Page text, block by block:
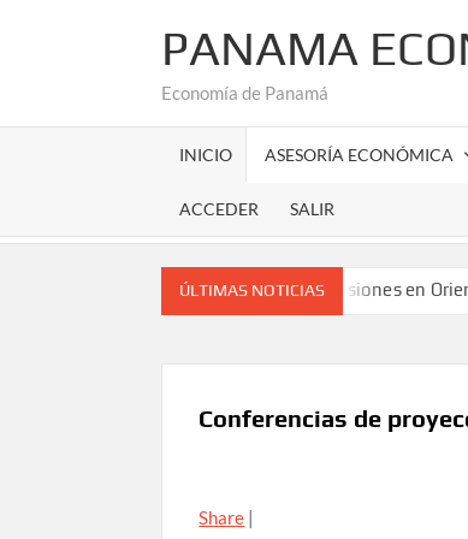
PANAMA
Economía de Panamá
INICIO ASESORÍA ECONÓMICA
ACCEDER SALIR
ÚLTIMAS NOTICIAS
Cómo las Tensiones en Oriente
Conferencias de
Share |